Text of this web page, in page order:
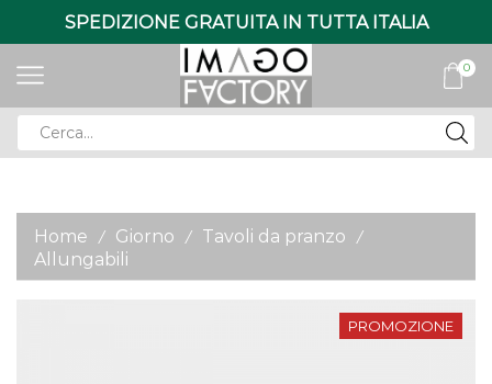
SPEDIZIONE GRATUITA IN TUTTA ITALIA
0
input
Home / Giorno / Tavoli da pranzo /
Allungabili
PROMOZIONE